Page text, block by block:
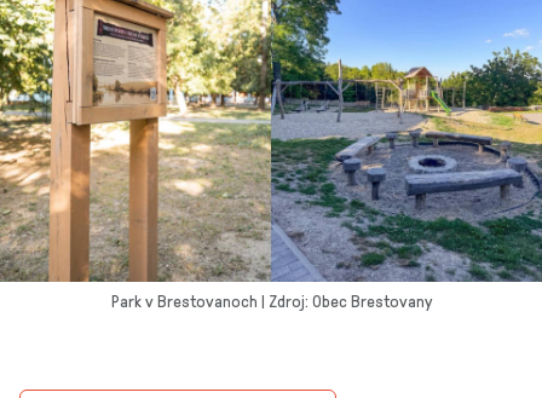
Park v Brestovanoch | Zdroj: Obec Brestovany